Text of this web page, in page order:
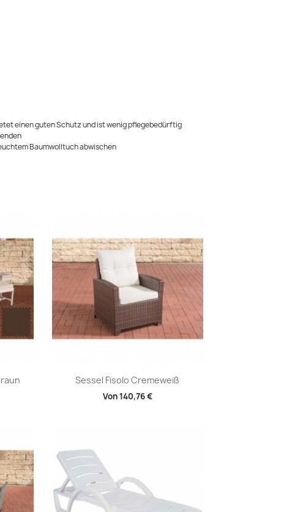
einen guten Schutz und ist wenig pflegebedürftig
Baumwolltuch abwischen
Sessel Fisolo Cremeweiß
Von140,76 €
Vorschau